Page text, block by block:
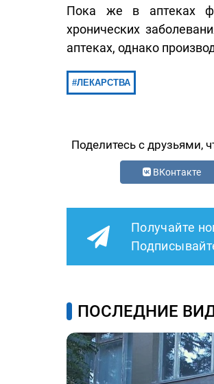
Пока же в аптеках
хронических
аптеках, однако
ЛЕКАРСТВА
Поделитесь с друзьями,
ВКонтакте
Получайте
ПОСЛЕДНИЕ